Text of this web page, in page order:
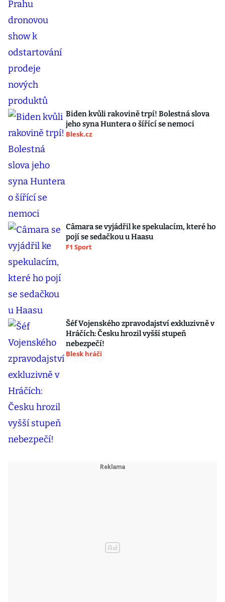
Biden kvůli rakovině trpí! Bolestná slova
jeho syna Huntera o šířící se nemoci
Blesk.cz
Câmara se vyjádřil ke spekulacím, které ho
pojí se sedačkou u Haasu
F1 Sport
Šéf Vojenského zpravodajství exkluzivně v
Hráčích: Česku hrozil vyšší stupeň
nebezpečí!
Blesk hráči